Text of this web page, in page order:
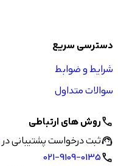
دسترسی سریع
شرایط و ضوابط
سوالات متداول
callروش های ارتباطی
support_agentثبت درخواست پشتیبانی در
call
021-9109-0135